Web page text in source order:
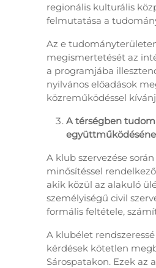
regionális kulturális
felmutatása a
Az e
megismertetését az
a programjába
nyilvános előadások
közreműködéssel
A térségben
A klub szervezése
minősítéssel
akik közül az alakuló
személyiségű civil
formális feltétele,
A klubélet
kérdések kötetlen
Sárospatakon. Ezek az